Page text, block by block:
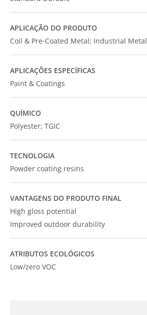
APLICAÇÃO DO PRODUTO
Coil & Pre-Coated Metal; Industrial Metal
APLICAÇÕES ESPECÍFICAS
Paint & Coatings
QUÍMICO
Polyester; TGIC
TECNOLOGIA
Powder coating resins
VANTAGENS DO PRODUTO FINAL
High gloss potential
Improved outdoor durability
ATRIBUTOS ECOLÓGICOS
Low/zero VOC